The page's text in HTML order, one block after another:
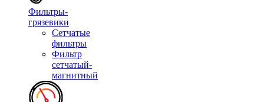
Фильтры-
грязевики
Сетчатые
фильтры
Фильтр
сетчатый-
магнитный